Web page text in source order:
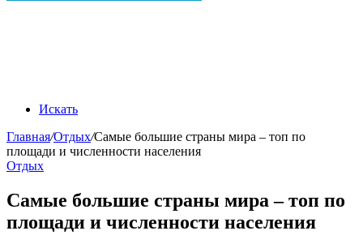
Искать
Главная/Отдых/Самые большие страны мира – топ по
площади и численности населения
Отдых
Самые большие страны мира – топ по
площади и численности населения